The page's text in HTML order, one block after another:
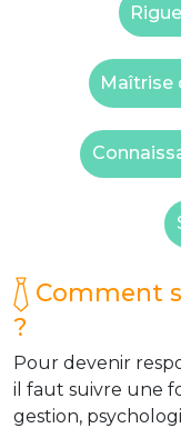
Maîtrise
Comment
?
Pour devenir
il faut suivre une
gestion,